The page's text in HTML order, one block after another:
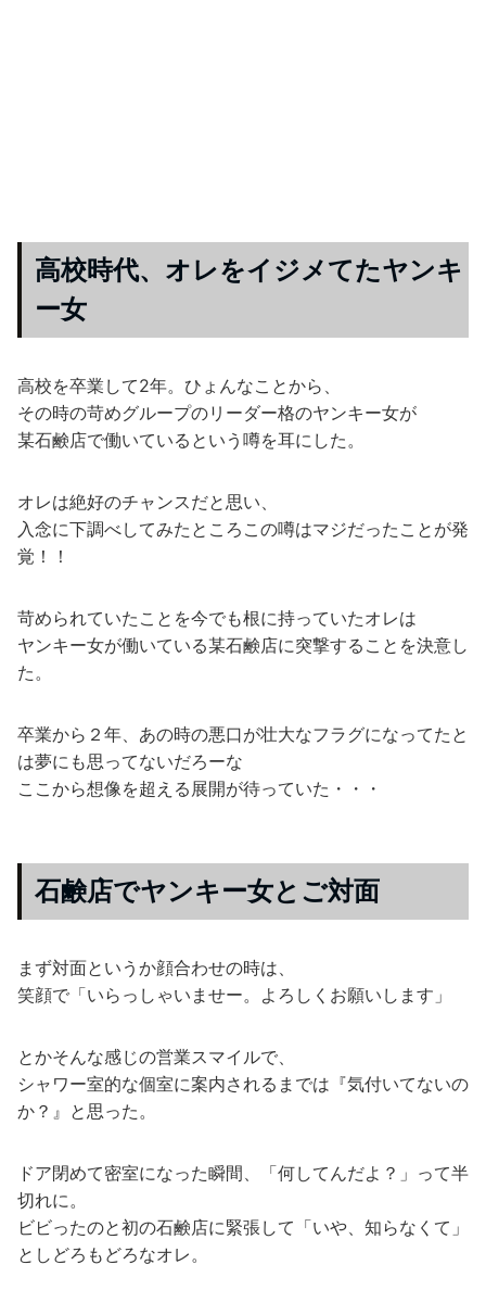
高校時代、オレをイジメてたヤンキ
ー女
高校を卒業して2年。ひょんなことから、
その時の苛めグループのリーダー格のヤンキー女が
某石鹸店で働いているという噂を耳にした。
オレは絶好のチャンスだと思い、
入念に下調べしてみたところこの噂はマジだったことが発
覚！！
苛められていたことを今でも根に持っていたオレは
ヤンキー女が働いている某石鹸店に突撃することを決意し
た。
卒業から２年、あの時の悪口が壮大なフラグになってたと
は夢にも思ってないだろーな
ここから想像を超える展開が待っていた・・・
石鹸店でヤンキー女とご対面
まず対面というか顔合わせの時は、
笑顔で「いらっしゃいませー。よろしくお願いします」
とかそんな感じの営業スマイルで、
シャワー室的な個室に案内されるまでは『気付いてないの
か？』と思った。
ドア閉めて密室になった瞬間、「何してんだよ？」って半
切れに。
ビビったのと初の石鹸店に緊張して「いや、知らなくて」
としどろもどろなオレ。